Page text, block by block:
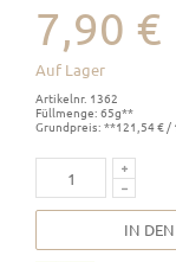
7,90 €
Auf Lager
Artikelnr. 1362
Füllmenge: 65g**
Grundpreis: **121,54 € /
IN